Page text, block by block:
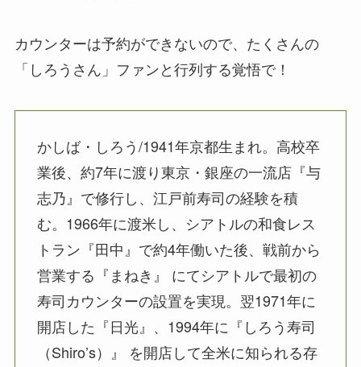
カウンターは予約ができないので、たくさんの
「しろうさん」ファンと行列する覚悟で！
かしば・しろう/1941年京都生まれ。高校卒
業後、約7年に渡り東京・銀座の一流店『与
志乃』で修行し、江戸前寿司の経験を積
む。1966年に渡米し、シアトルの和食レス
トラン『田中』で約4年働いた後、戦前から
営業する『まねき』 にてシアトルで最初の
寿司カウンターの設置を実現。翌1971年に
開店した『日光』、1994年に『しろう寿司
（Shiro’s）』 を開店して全米に知られる存